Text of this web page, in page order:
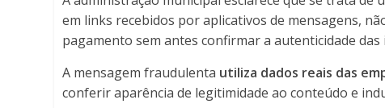
Online
em links recebidos por aplicativos de mensagens,
pagamento sem antes confirmar a autenticidade
A mensagem fraudulenta utiliza dados reais das
conferir aparência de legitimidade ao conteúdo e